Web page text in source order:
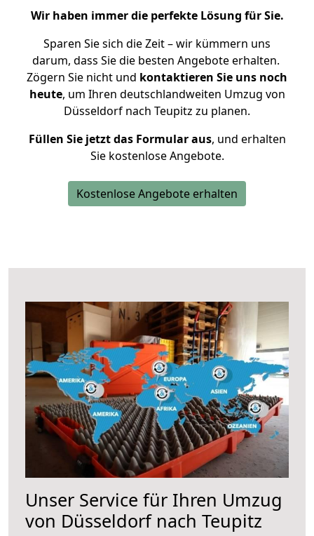
Wir haben immer die perfekte Lösung für Sie.
Sparen Sie sich die Zeit – wir kümmern uns
darum, dass Sie die besten Angebote erhalten.
Zögern Sie nicht und kontaktieren Sie uns noch
heute, um Ihren deutschlandweiten Umzug von
Düsseldorf nach Teupitz zu planen.
Füllen Sie jetzt das Formular aus, und erhalten
Sie kostenlose Angebote.
Kostenlose Angebote erhalten
Unser Service für Ihren Umzug
von Düsseldorf nach Teupitz